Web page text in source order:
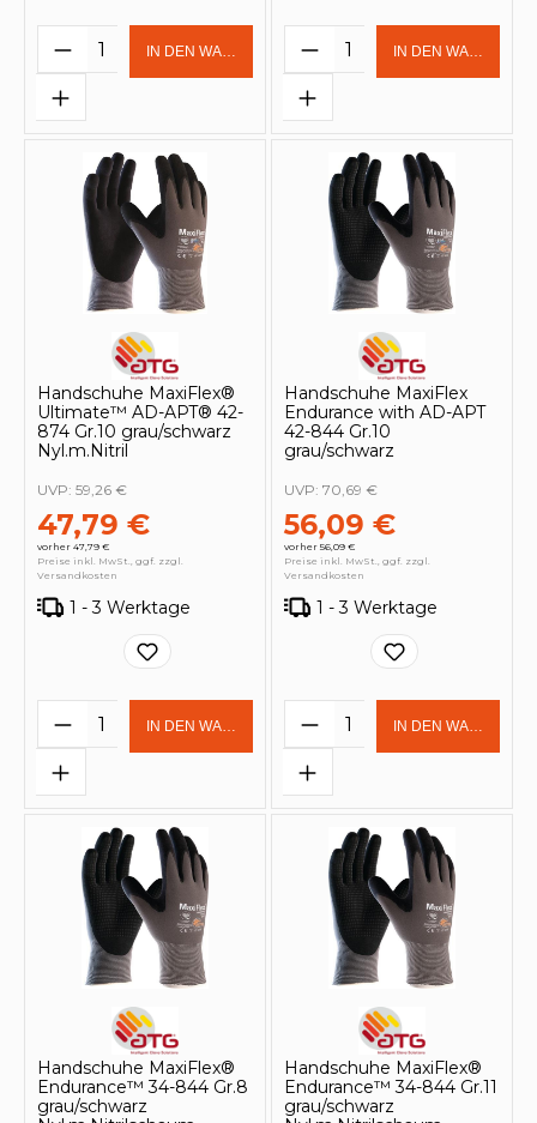
Produkt Anzahl: Gib den
IN DEN WARENKORB Produkt Anzahl:
IN DEN
Handschuhe MaxiFlex®
Ultimate™ AD-APT® 42-
874 Gr.10 grau/schwarz
Nyl.m.Nitril
47,79 €
vorher 47,79 €
UVP: 59,26 €
Preise inkl. MwSt., ggf. zzgl.
Versandkosten
1 - 3 Werktage
Produkt Anzahl: Gib den
IN DEN WARENKORB
Handschuhe MaxiFlex
Endurance with AD-APT
42-844 Gr.10
grau/schwarz
56,09 €
vorher 56,09 €
UVP: 70,69 €
Preise inkl. MwSt., ggf. zzgl.
Versandkosten
1 - 3 Werktage
Produkt Anzahl:
IN DEN
Handschuhe MaxiFlex®
Endurance™ 34-844 Gr.8
grau/schwarz
Handschuhe MaxiFlex®
Endurance™ 34-844 Gr.11
grau/schwarz